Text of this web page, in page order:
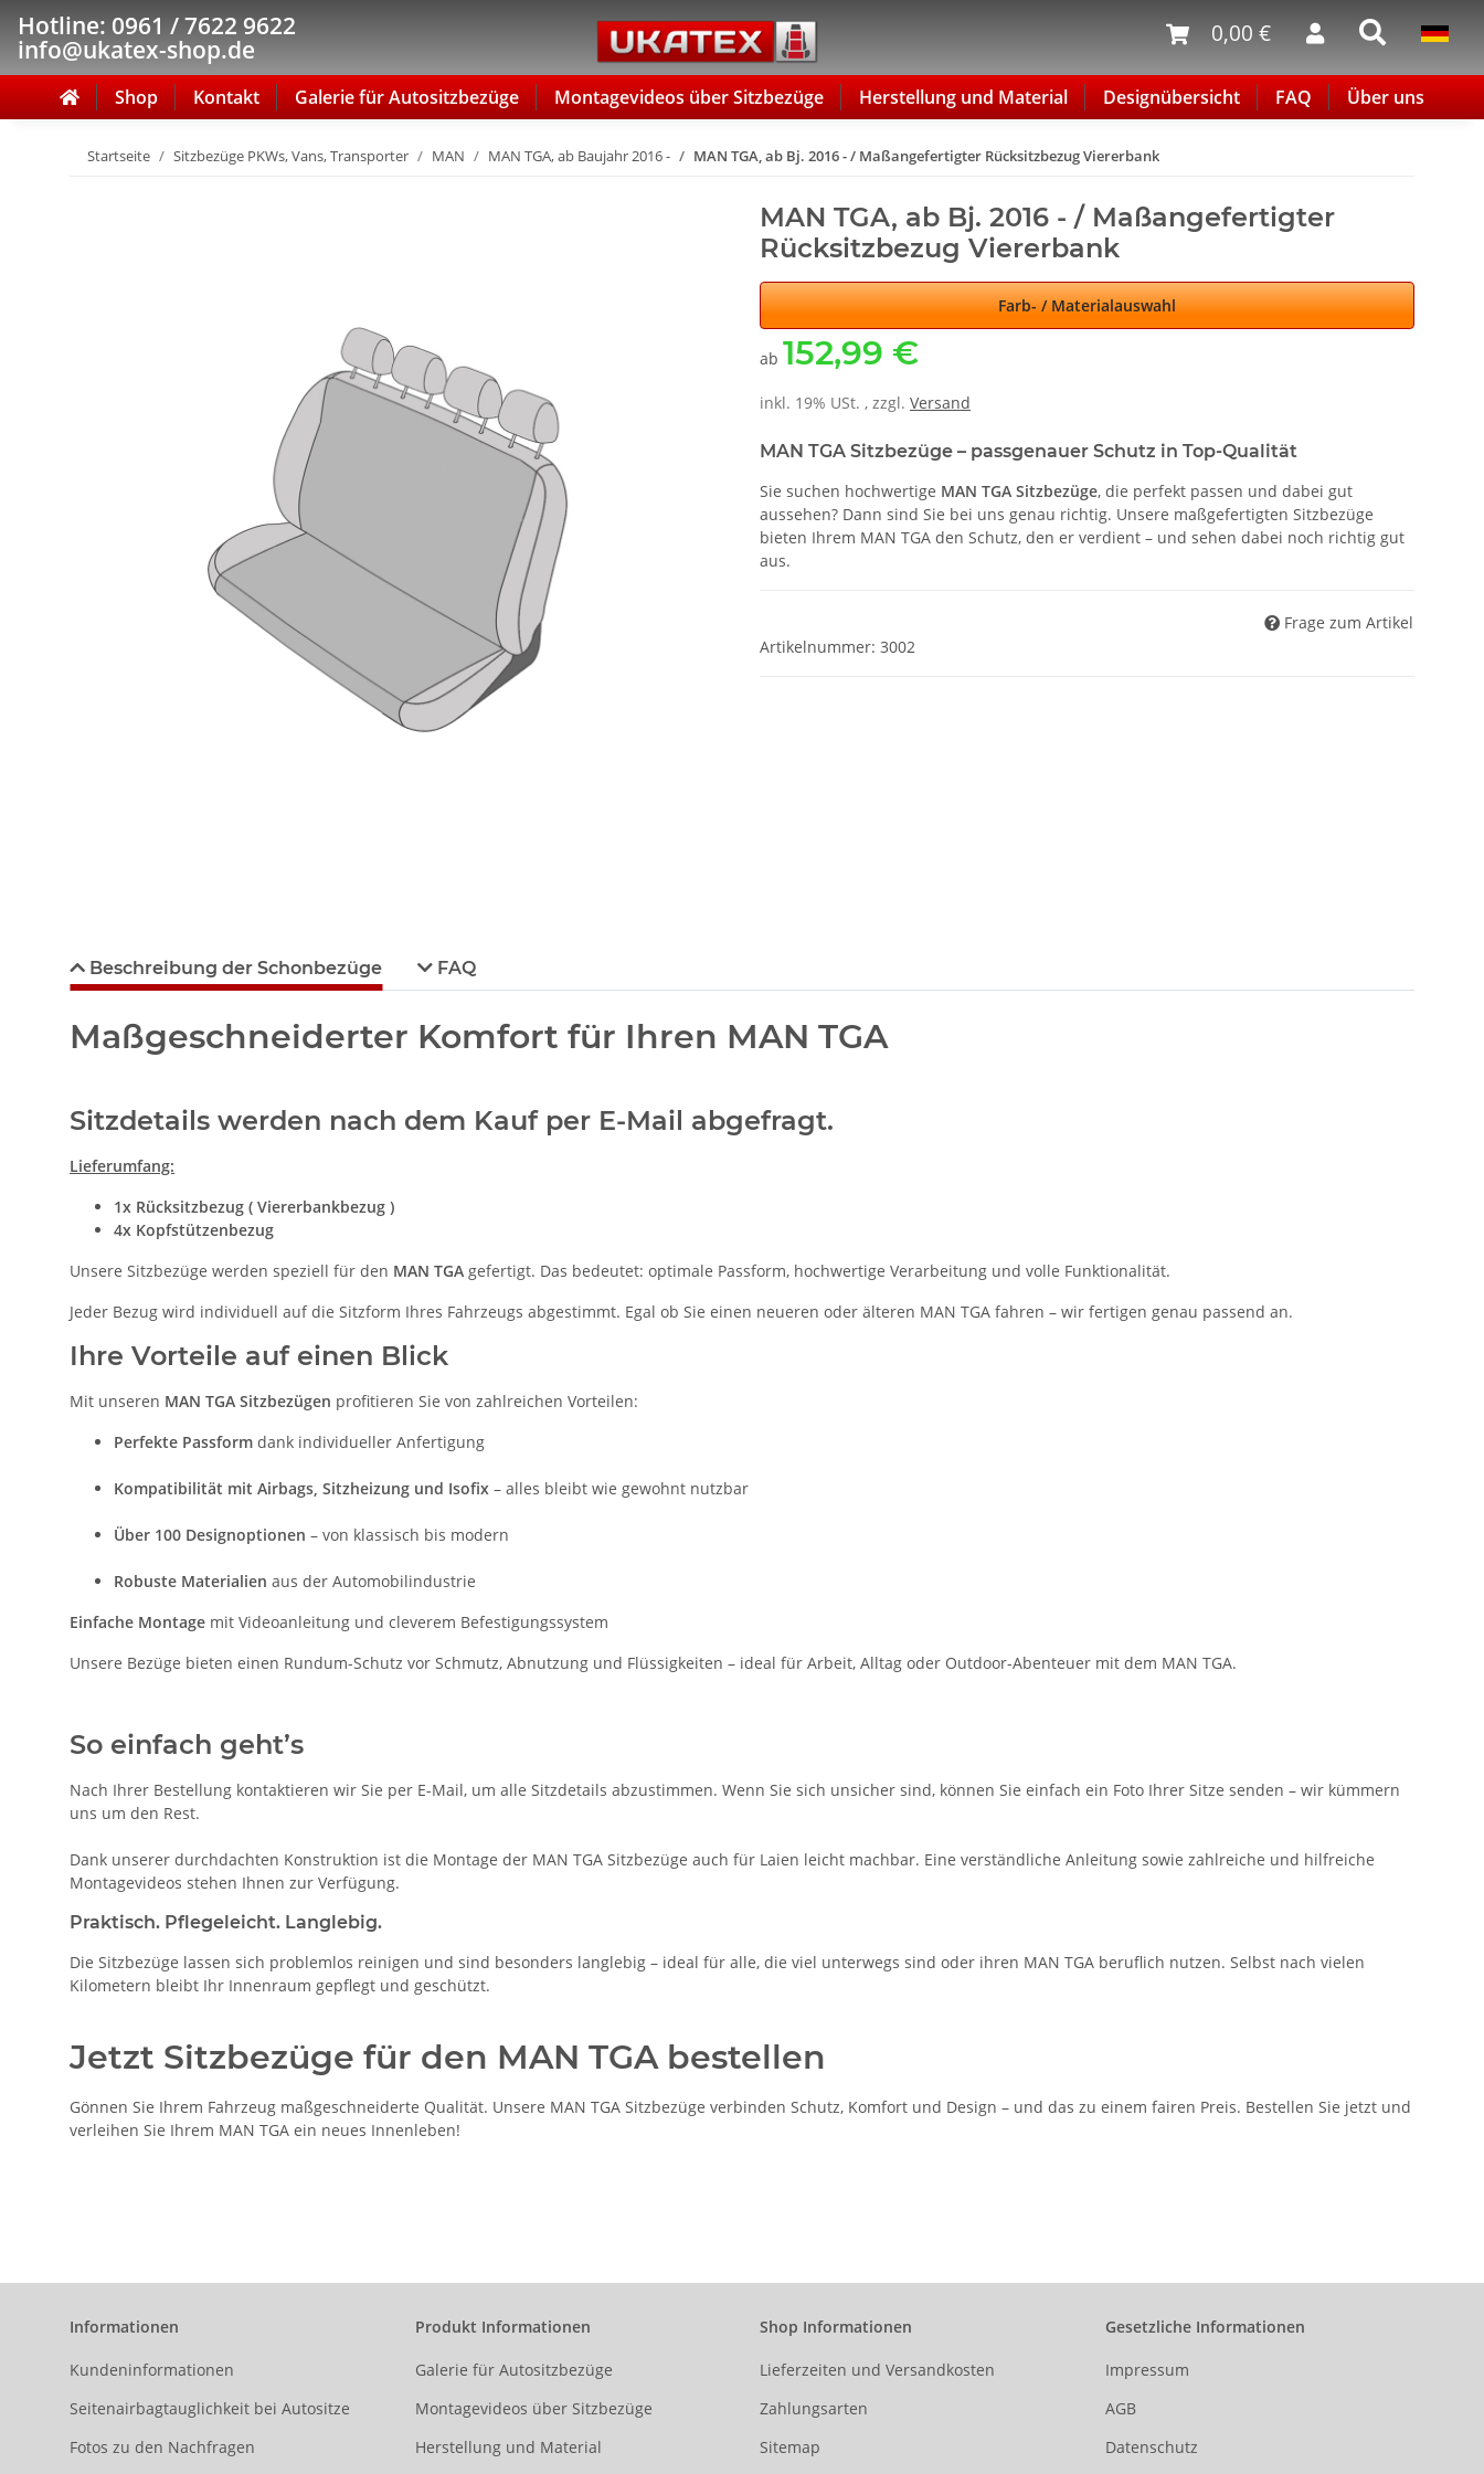
Hotline: 0961 / 7622 9622
info@ukatex-shop.de
0,00 €
Shop Kontakt Galerie für Autositzbezüge Montagevideos über Sitzbezüge Herstellung und Material Designübersicht FAQ Über uns
Startseite Sitzbezüge PKWs, Vans, Transporter MAN MAN TGA, ab Baujahr 2016 - MAN TGA, ab Bj. 2016 - / Maßangefertigter Rücksitzbezug Viererbank
MAN TGA, ab Bj. 2016 - / Maßangefertigter
Rücksitzbezug Viererbank
Farb- / Materialauswahl
ab 152,99 €
inkl. 19% USt. , zzgl. Versand
MAN TGA Sitzbezüge – passgenauer Schutz in Top-Qualität
Sie suchen hochwertige MAN TGA Sitzbezüge, die perfekt passen und dabei gut
aussehen? Dann sind Sie bei uns genau richtig. Unsere maßgefertigten Sitzbezüge
bieten Ihrem MAN TGA den Schutz, den er verdient – und sehen dabei noch richtig gut
aus.
Frage zum Artikel
Artikelnummer: 3002
Beschreibung der Schonbezüge FAQ
Maßgeschneiderter Komfort für Ihren MAN TGA
Sitzdetails werden nach dem Kauf per E-Mail abgefragt.
Lieferumfang:
1x Rücksitzbezug ( Viererbankbezug )
4x Kopfstützenbezug
Unsere Sitzbezüge werden speziell für den MAN TGA gefertigt. Das bedeutet: optimale Passform, hochwertige Verarbeitung und volle Funktionalität.
Jeder Bezug wird individuell auf die Sitzform Ihres Fahrzeugs abgestimmt. Egal ob Sie einen neueren oder älteren MAN TGA fahren – wir fertigen genau passend an.
Ihre Vorteile auf einen Blick
Mit unseren MAN TGA Sitzbezügen profitieren Sie von zahlreichen Vorteilen:
Perfekte Passform dank individueller Anfertigung
Kompatibilität mit Airbags, Sitzheizung und Isofix – alles bleibt wie gewohnt nutzbar
Über 100 Designoptionen – von klassisch bis modern
Robuste Materialien aus der Automobilindustrie
Einfache Montage mit Videoanleitung und cleverem Befestigungssystem
Unsere Bezüge bieten einen Rundum-Schutz vor Schmutz, Abnutzung und Flüssigkeiten – ideal für Arbeit, Alltag oder Outdoor-Abenteuer mit dem MAN TGA.
So einfach geht’s
Nach Ihrer Bestellung kontaktieren wir Sie per E-Mail, um alle Sitzdetails abzustimmen. Wenn Sie sich unsicher sind, können Sie einfach ein Foto Ihrer Sitze senden – wir kümmern
uns um den Rest.
Dank unserer durchdachten Konstruktion ist die Montage der MAN TGA Sitzbezüge auch für Laien leicht machbar. Eine verständliche Anleitung sowie zahlreiche und hilfreiche
Montagevideos stehen Ihnen zur Verfügung.
Praktisch. Pflegeleicht. Langlebig.
Die Sitzbezüge lassen sich problemlos reinigen und sind besonders langlebig – ideal für alle, die viel unterwegs sind oder ihren MAN TGA beruflich nutzen. Selbst nach vielen
Kilometern bleibt Ihr Innenraum gepflegt und geschützt.
Jetzt Sitzbezüge für den MAN TGA bestellen
Gönnen Sie Ihrem Fahrzeug maßgeschneiderte Qualität. Unsere MAN TGA Sitzbezüge verbinden Schutz, Komfort und Design – und das zu einem fairen Preis. Bestellen Sie jetzt und
verleihen Sie Ihrem MAN TGA ein neues Innenleben!
Informationen
Kundeninformationen
Seitenairbagtauglichkeit bei Autositze
Fotos zu den Nachfragen
Produkt Informationen
Galerie für Autositzbezüge
Montagevideos über Sitzbezüge
Herstellung und Material
Shop Informationen
Lieferzeiten und Versandkosten
Zahlungsarten
Sitemap
Gesetzliche Informationen
Impressum
AGB
Datenschutz